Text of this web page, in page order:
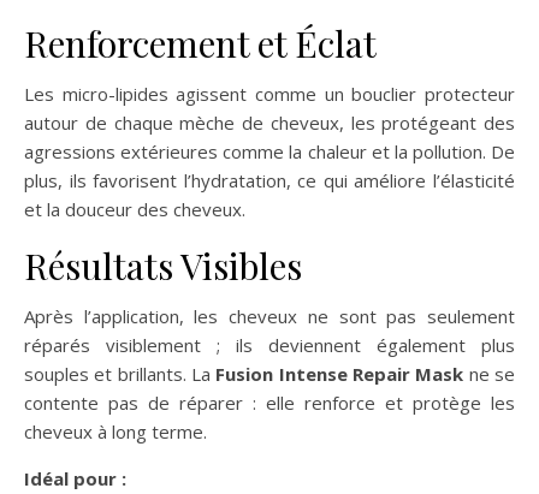
Renforcement et Éclat
Les micro-lipides agissent comme un bouclier protecteur
autour de chaque mèche de cheveux, les protégeant des
agressions extérieures comme la chaleur et la pollution. De
plus, ils favorisent l’hydratation, ce qui améliore l’élasticité
et la douceur des cheveux.
Résultats Visibles
Après l’application, les cheveux ne sont pas seulement
réparés visiblement ; ils deviennent également plus
souples et brillants. La Fusion Intense Repair Mask ne se
contente pas de réparer : elle renforce et protège les
cheveux à long terme.
Idéal pour :